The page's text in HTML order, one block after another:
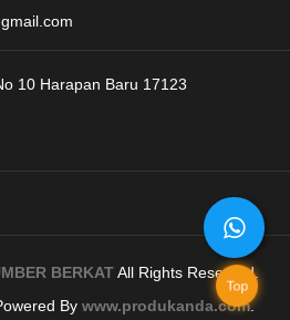
10 Harapan Baru 17123
BERKATAll Rights Reserved.
By www.produkanda.com.
Top